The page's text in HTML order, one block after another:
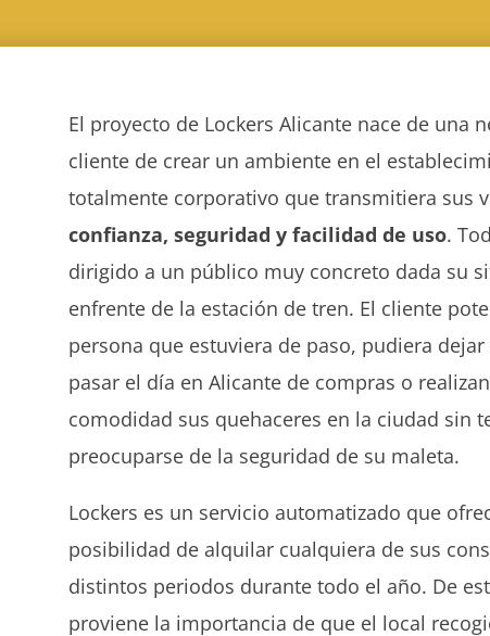
El proyecto de Lockers Alicante nace de una
cliente de crear un ambiente en el
totalmente corporativo que transmitiera sus
confianza, seguridad y facilidad de uso.
dirigido a un público muy concreto dada su
enfrente de la estación de tren. El cliente
persona que estuviera de paso, pudiera
pasar el día en Alicante de compras o
comodidad sus quehaceres en la ciudad sin
preocuparse de la seguridad de su maleta.
Lockers es un servicio automatizado que
posibilidad de alquilar cualquiera de sus
distintos periodos durante todo el año. De
proviene la importancia de que el local